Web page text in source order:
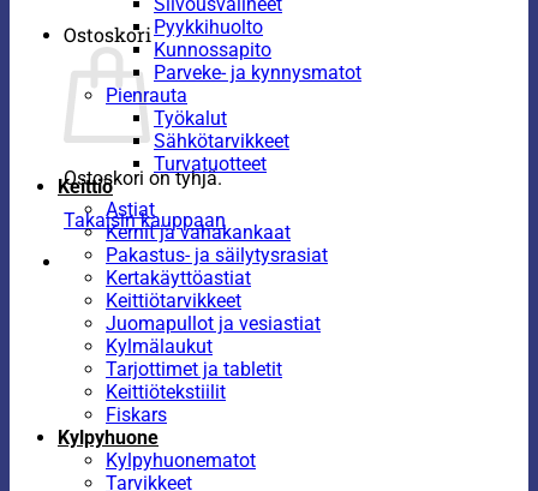
Ostoskori
Ostoskori on tyhjä.
Takaisin kauppaan
Pyykkihuolto
Kunnossapito
Parveke- ja kynnysmatot
Pienrauta
Työkalut
Sähkötarvikkeet
Turvatuotteet
Keittiö
Astiat
Kernit ja vahakankaat
Pakastus- ja säilytysrasiat
Kertakäyttöastiat
Keittiötarvikkeet
Juomapullot ja vesiastiat
Kylmälaukut
Tarjottimet ja tabletit
Keittiötekstiilit
Fiskars
Kylpyhuone
Kylpyhuonematot
Tarvikkeet